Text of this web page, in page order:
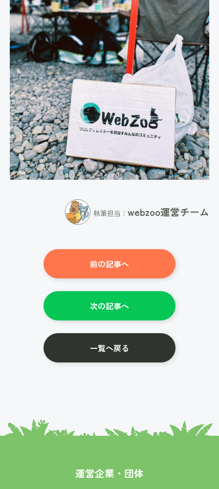
執筆担当： webzoo運営チーム
前の記事へ
次の記事へ
一覧へ戻る
運営企業・団体